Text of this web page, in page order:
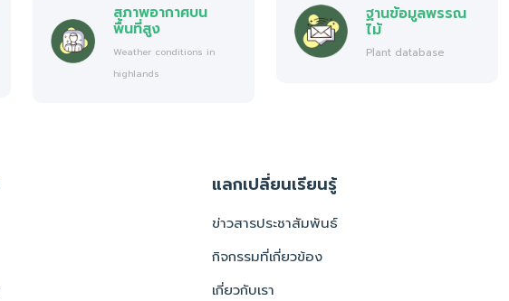
สภาพอากาศบน
พื้นที่สูง
Weather conditions in
highlands
ฐานข้อมูลพรรณ
ไม้
Plant database
แลกเปลี่ยนเรียนรู้
ข่าวสารประชาสัมพันธ์
กิจกรรมที่เกี่ยวข้อง
เกี่ยวกับเรา